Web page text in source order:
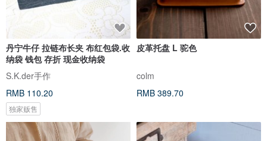
丹宁牛仔 拉链布长夹 布红包袋.收
纳袋 钱包 存折 现金收纳袋
S.K.der手作
RMB 110.20
独家贩售
皮革托盘 L 驼色
colm
RMB 389.70